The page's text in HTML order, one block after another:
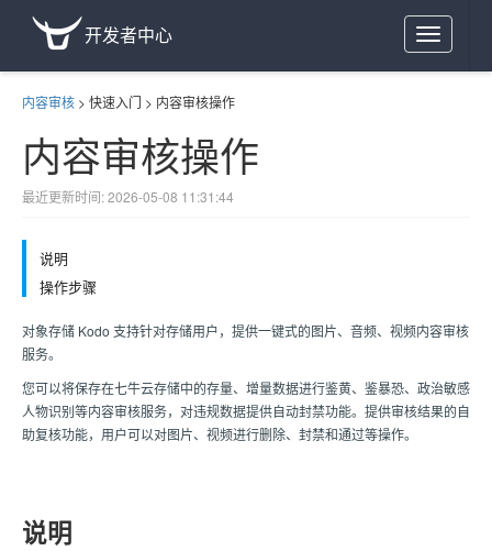
Toggle
navigation
开发者中心
内容审核 > 快速入门 > 内容审核操作
内容审核操作
最近更新时间: 2026-05-08 11:31:44
说明
操作步骤
对象存储 Kodo 支持针对存储用户，提供一键式的图片、音频、视频内容审核
服务。
您可以将保存在七牛云存储中的存量、增量数据进行鉴黄、鉴暴恐、政治敏感
人物识别等内容审核服务，对违规数据提供自动封禁功能。提供审核结果的自
助复核功能，用户可以对图片、视频进行删除、封禁和通过等操作。
说明